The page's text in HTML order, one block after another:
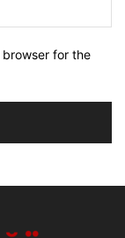
browser for the